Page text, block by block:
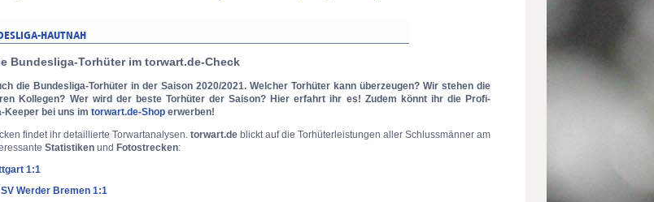
Bundesliga-Torhüter im torwart.de-Check
die Bundesliga-Torhüter in der Saison 2020/2021. Welcher Torhüter kann überzeugen? Wir stehen die
Kollegen? Wer wird der beste Torhüter der Saison? Hier erfahrt ihr es! Zudem könnt ihr die Profi-
Keeper bei uns im torwart.de-Shop erwerben!
findet ihr detaillierte Torwartanalysen. torwart.de blickt auf die Torhüterleistungen aller Schlussmänner am
Statistiken und Fotostrecken:
1:1
Werder Bremen 1:1